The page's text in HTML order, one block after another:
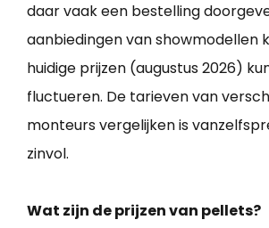
daar vaak een bestelling
aanbiedingen van showmodellen
huidige prijzen (augustus 2026)
fluctueren. De tarieven van
monteurs vergelijken is
zinvol.
Wat zijn de prijzen van pellets?